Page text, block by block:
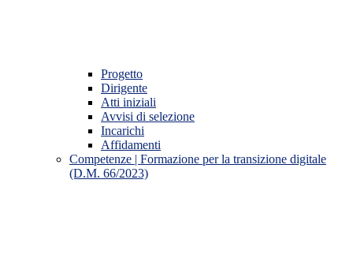
Progetto
Dirigente
Atti iniziali
Avvisi di selezione
Incarichi
Affidamenti
Competenze | Formazione per la transizione digitale
(D.M. 66/2023)